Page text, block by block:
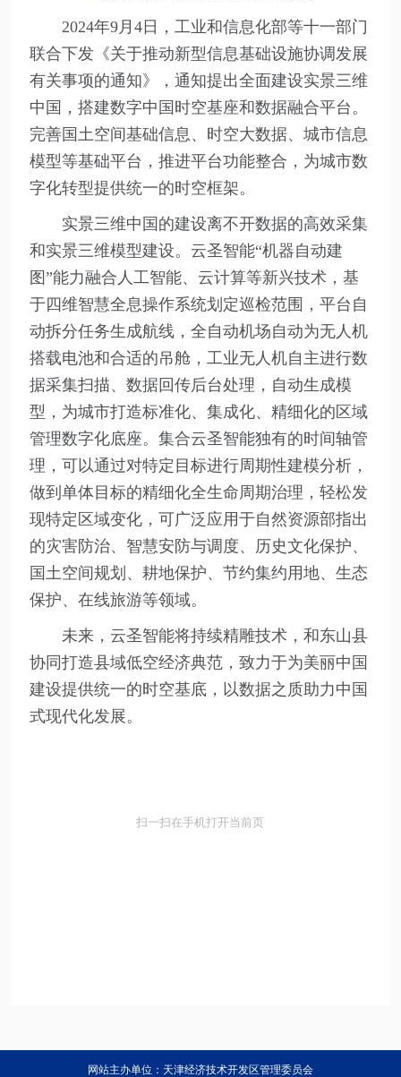
2024年9月4日，工业和信息化部等十一部门
联合下发《关于推动新型信息基础设施协调发展
有关事项的通知》，通知提出全面建设实景三维
中国，搭建数字中国时空基座和数据融合平台。
完善国土空间基础信息、时空大数据、城市信息
模型等基础平台，推进平台功能整合，为城市数
字化转型提供统一的时空框架。
实景三维中国的建设离不开数据的高效采集
和实景三维模型建设。云圣智能“机器自动建
图”能力融合人工智能、云计算等新兴技术，基
于四维智慧全息操作系统划定巡检范围，平台自
动拆分任务生成航线，全自动机场自动为无人机
搭载电池和合适的吊舱，工业无人机自主进行数
据采集扫描、数据回传后台处理，自动生成模
型，为城市打造标准化、集成化、精细化的区域
管理数字化底座。集合云圣智能独有的时间轴管
理，可以通过对特定目标进行周期性建模分析，
做到单体目标的精细化全生命周期治理，轻松发
现特定区域变化，可广泛应用于自然资源部指出
的灾害防治、智慧安防与调度、历史文化保护、
国土空间规划、耕地保护、节约集约用地、生态
保护、在线旅游等领域。
未来，云圣智能将持续精雕技术，和东山县
协同打造县域低空经济典范，致力于为美丽中国
建设提供统一的时空基底，以数据之质助力中国
式现代化发展。
扫一扫在手机打开当前页
网站主办单位：天津经济技术开发区管理委员会